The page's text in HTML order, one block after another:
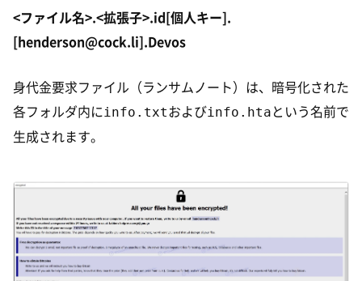
<ファイル名>.<拡張子>.id[個人キー].
[henderson@cock.li].Devos
身代金要求ファイル（ランサムノート）は、暗号化された
各フォルダ内にinfo.txtおよびinfo.hta という名前で
生成されます。